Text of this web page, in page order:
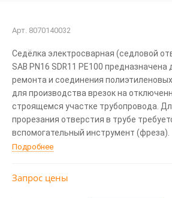
Арт. 8070140032
Седёлка электросварная (седловой
SAB PN16 SDR11 PE100 предназначена
ремонта и соединения
для производства врезок на
строящемся участке трубопровода.
прорезания отверстия в трубе
вспомогательный инструмент (фреза).
Подробнее
Запрос цены